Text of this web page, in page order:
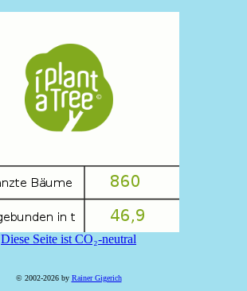
Diese Seite ist CO₂-neutral
© 2002-2026 by Rainer Gigerich